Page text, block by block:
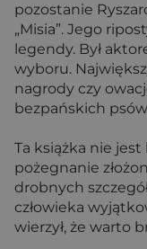
pozostanie
„Misia”. Jego
legendy. Był
wyboru.
nagrody czy
bezpańskich
Ta książka nie jest
pożegnanie
drobnych
człowieka
wierzył, że warto